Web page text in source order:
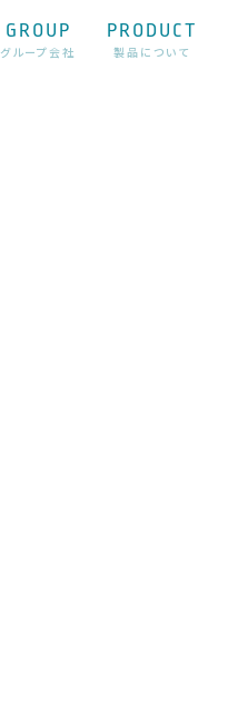
GROUP
グループ会社
PRODUCT
製品について